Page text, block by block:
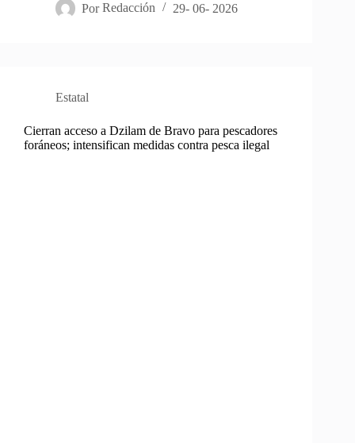
Por Redacción 29- 06- 2026
Estatal
Cierran acceso a Dzilam de Bravo para pescadores
foráneos; intensifican medidas contra pesca ilegal